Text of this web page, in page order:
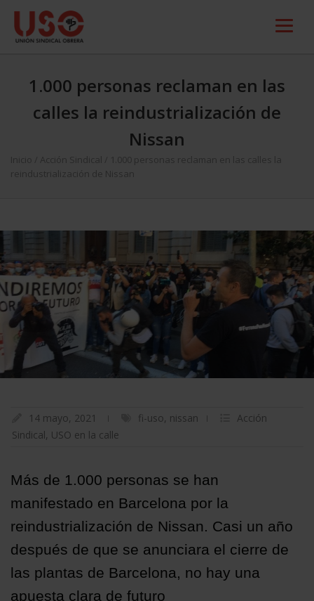
1.000 personas reclaman en las
calles la reindustrialización de
Nissan
Inicio Acción Sindical
1.000 personas reclaman en las calles la
reindustrialización de Nissan
14 mayo, 2021 fi-uso, nissan
Acción
Sindical, USO en la calle
Más de 1.000 personas se han
manifestado en Barcelona por la
reindustrialización de Nissan. Casi un año
después de que se anunciara el cierre de
las plantas de Barcelona, no hay una
apuesta clara de futuro